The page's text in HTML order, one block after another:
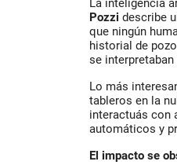
La inteligencia
Pozzi describe
que ningún
historial de
se interpretaban
Lo más
tableros en la
interactuás con
automáticos y
El impacto se